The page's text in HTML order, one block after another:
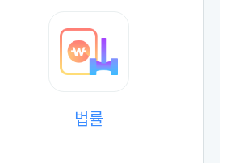
법률